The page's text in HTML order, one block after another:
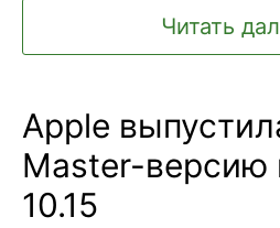
Читать
Apple
Master-версию
10.15